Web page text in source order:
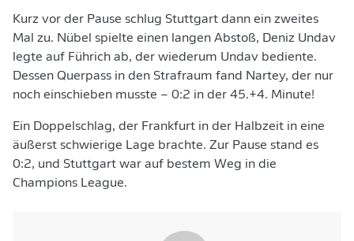
Kurz vor der Pause schlug Stuttgart dann ein zweites
Mal zu. Nübel spielte einen langen Abstoß, Deniz Undav
legte auf Führich ab, der wiederum Undav bediente.
Dessen Querpass in den Strafraum fand Nartey, der nur
noch einschieben musste – 0:2 in der 45.+4. Minute!
Ein Doppelschlag, der Frankfurt in der Halbzeit in eine
äußerst schwierige Lage brachte. Zur Pause stand es
0:2, und Stuttgart war auf bestem Weg in die
Champions League.